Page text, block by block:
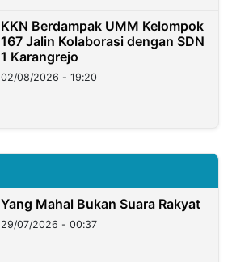
KKN Berdampak UMM Kelompok
167 Jalin Kolaborasi dengan SDN
1 Karangrejo
02/08/2026 - 19:20
Yang Mahal Bukan Suara Rakyat
29/07/2026 - 00:37